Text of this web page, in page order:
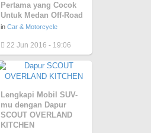
Pertama yang Cocok
Untuk Medan Off-Road
in Car & Motorcycle
22 Jun 2016 - 19:06
Lengkapi Mobil SUV-
mu dengan Dapur
SCOUT OVERLAND
KITCHEN